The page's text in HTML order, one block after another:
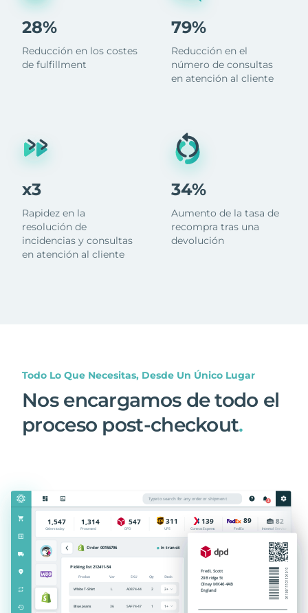
28%
Reducción en los costes
de fulfillment
x3
Rapidez en la
resolución de
incidencias y consultas
en atención al cliente
79%
Reducción en el
número de consultas
en atención al cliente
34%
Aumento de la tasa de
recompra tras una
devolución
Todo Lo Que Necesitas, Desde Un Único Lugar
Nos encargamos de todo el
proceso post-checkout.